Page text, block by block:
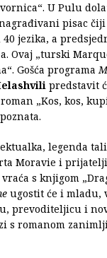
U Pulu
pisac
jezika, a
Ovaj „turski
Gošća programa
predstavit
„Kos, kos,
legenda
Moravie i
s knjigom
ugostit će i mladu,
prevoditeljicu i
s romanom